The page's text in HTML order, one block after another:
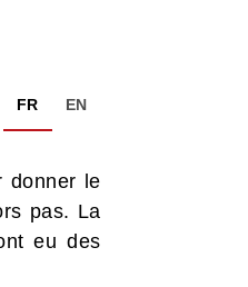
FR EN
donner le
pas. La
eu des